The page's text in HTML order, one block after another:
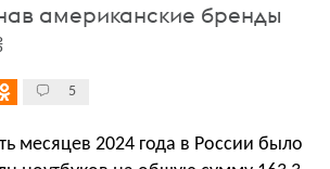
американские бренды
5
месяцев 2024 года в России было